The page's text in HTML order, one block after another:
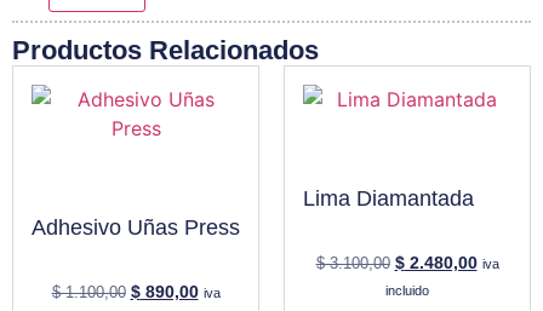
Productos Relacionados
Adhesivo Uñas Press
$1.100,00 $890,00 iva
Lima Diamantada
$3.100,00 $2.480,00 iva
incluido